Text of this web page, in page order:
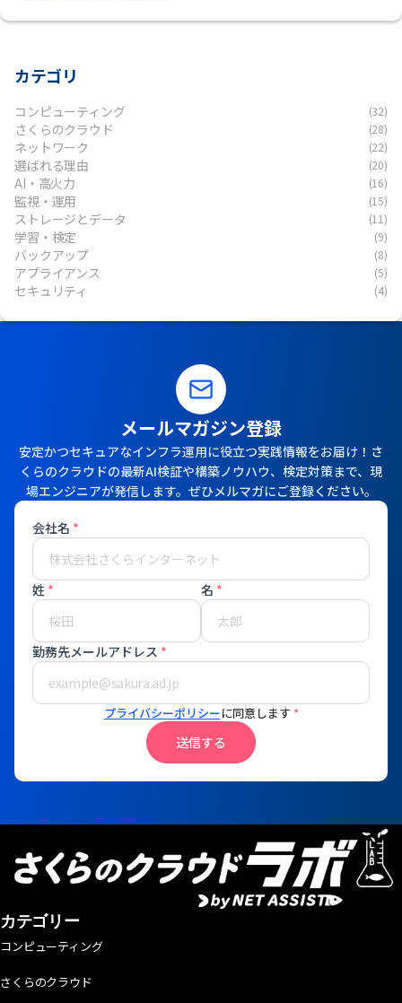
カテゴリ
コンピューティング (32)
さくらのクラウド (28)
ネットワーク (22)
選ばれる理由 (20)
AI・高火力 (16)
監視・運用 (15)
ストレージとデータ (11)
学習・検定 (9)
バックアップ (8)
アプライアンス (5)
セキュリティ (4)
メールマガジン登録
安定かつセキュアなインフラ運用に役立つ実践情報をお届け！さ
くらのクラウドの最新AI検証や構築ノウハウ、検定対策まで、現
場エンジニアが発信します。ぜひメルマガにご登録ください。
会社名 *
姓 * 名 *
勤務先メールアドレス *
プライバシーポリシーに同意します *
送信する
カテゴリー
コンピューティング
さくらのクラウド